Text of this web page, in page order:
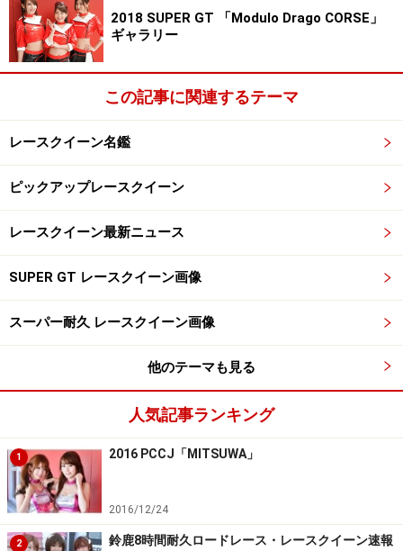
2018 SUPER GT 「Modulo Drago CORSE」
ギャラリー
この記事に関連するテーマ
レースクイーン名鑑
ピックアップレースクイーン
レースクイーン最新ニュース
SUPER GT レースクイーン画像
スーパー耐久 レースクイーン画像
他のテーマも見る
人気記事ランキング
1 2016 PCCJ「MITSUWA」
2016/12/24
2 鈴鹿8時間耐久ロードレース・レースクイーン速報